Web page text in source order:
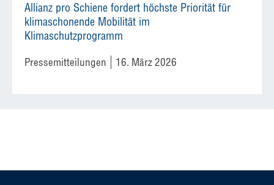
Allianz pro Schiene fordert höchste Priorität für
klimaschonende Mobilität im
Klimaschutzprogramm
Pressemitteilungen 16. März 2026